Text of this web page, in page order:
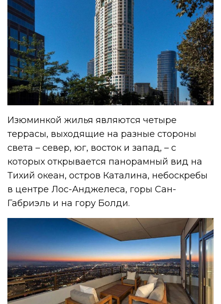
Изюминкой жилья являются четыре
террасы, выходящие на разные стороны
света – север, юг, восток и запад, – с
которых открывается панорамный вид на
Тихий океан, остров Каталина, небоскребы
в центре Лос-Анджелеса, горы Сан-
Габриэль и на гору Болди.